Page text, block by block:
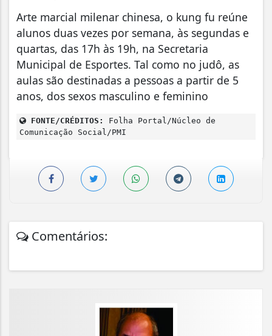
Arte marcial milenar chinesa, o kung fu reúne
alunos duas vezes por semana, às segundas e
quartas, das 17h às 19h, na Secretaria
Municipal de Esportes. Tal como no judô, as
aulas são destinadas a pessoas a partir de 5
anos, dos sexos masculino e feminino
FONTE/CRÉDITOS:
Folha Portal/Núcleo de
Comunicação Social/PMI
Comentários: